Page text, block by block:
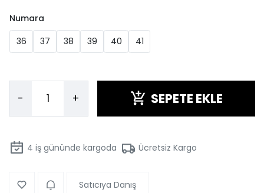
Numara
36
37 38 39 40 41
- + SEPETE EKLE
4 iş gününde kargoda Ücretsiz Kargo
Satıcıya Danış